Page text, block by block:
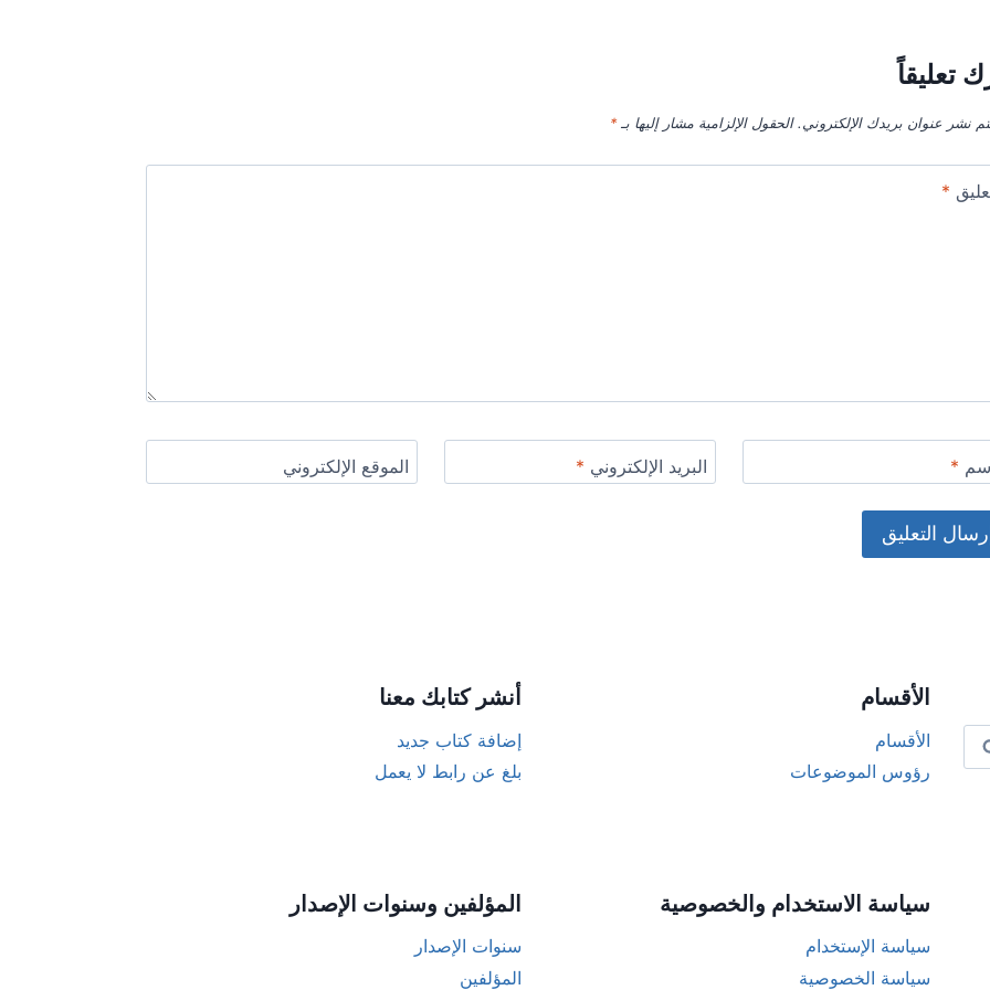
تعليقاً
نشر عنوان بريدك الإلكتروني. الحقول الإلزامية مشار إليها بـ*
*
* البريد الإلكتروني * الموقع الإلكتروني
الأقسام
الأقسام
رؤوس الموضوعات
أنشر كتابك معنا
إضافة كتاب جديد
بلغ عن رابط لا يعمل
سياسة الاستخدام والخصوصية
سياسة الإستخدام
سياسة الخصوصية
المؤلفين وسنوات الإصدار
سنوات الإصدار
المؤلفين